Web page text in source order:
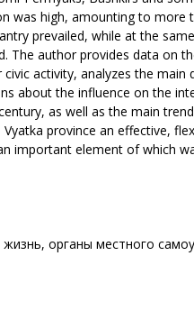
was high, amounting to more
prevailed, while at the
The author provides data on
activity, analyzes the main
about the influence on the
as well as the main
province an effective,
important element of which
органы местного